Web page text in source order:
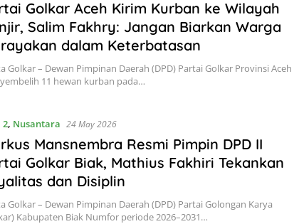
Golkar Aceh Kirim Kurban ke Wilayah
Salim Fakhry: Jangan Biarkan Warga
dalam Keterbatasan
Golkar – Dewan Pimpinan Daerah (DPD) Partai Golkar Provinsi Aceh
11 hewan kurban pada…
2, Nusantara 24 May 2026
Mansnembra Resmi Pimpin DPD II
Golkar Biak, Mathius Fakhiri Tekankan
dan Disiplin
Golkar – Dewan Pimpinan Daerah (DPD) Partai Golongan Karya
Kabupaten Biak Numfor periode 2026–2031…